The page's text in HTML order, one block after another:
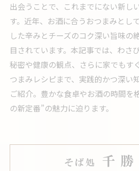
出会うことで、これまでにない新し
す。近年、お酒に合うおつまみとし
した辛みとチーズのコク深い旨味の
目されています。本記事では、わさ
秘密や健康の観点、さらに家でもす
つまみレシピまで、実践的かつ深い
ご紹介。豊かな食卓やお酒の時間を
の新定番”の魅力に迫ります。